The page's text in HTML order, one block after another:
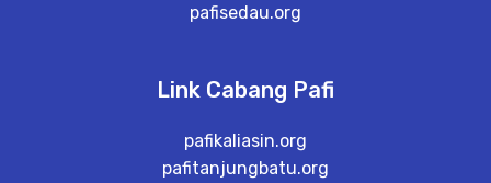
pafisedau.org
Link Cabang Pafi
pafikaliasin.org
pafitanjungbatu.org